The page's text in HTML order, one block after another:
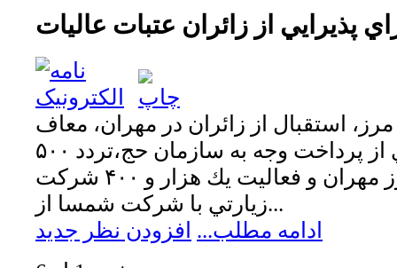
پذيرايي از زائران عتبات عاليات
استقبال از زائران در مهران، معاف
شدن زائران انفرادي از پرداخت وجه به سازمان حج،تردد ۵۰۰
هزار نفر در هفته از مرز مهران و فعاليت يك هزار و ۴۰۰ شركت
زيارتي با شركت شمسا از...
ادامه مطلب... افزودن نظر جدید